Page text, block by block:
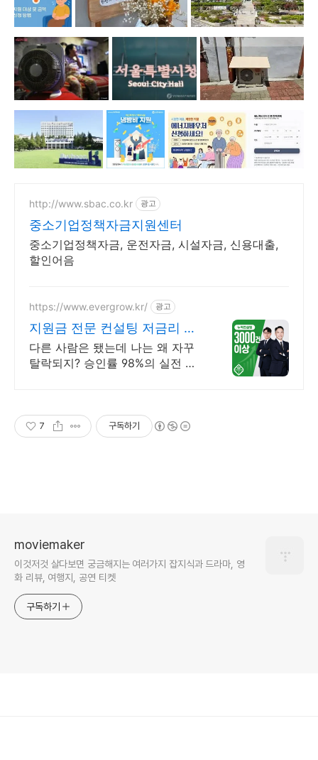
http://www.sbac.co.kr 광고
중소기업정책자금지원센터
중소기업정책자금, 운전자금, 시설자금, 신용대출,
할인어음
https://www.evergrow.kr/ 광고
지원금 전문 컨설팅 저금리 정
책자금 지금 신청
다른 사람은 됐는데 나는 왜 자꾸
탈락되지? 승인률 98%의 실전 노
7 구독하기
moviemaker
이것저것 살다보면 궁금해지는 여러가지 잡지식과 드라마, 영
화 리뷰, 여행지, 공연 티켓
구독하기